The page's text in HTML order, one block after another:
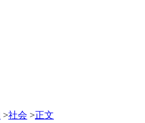
>社会 >正文